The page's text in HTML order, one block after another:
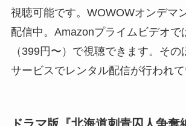
視聴可能です。WOWOWオンデマ
配信中。Amazonプライムビデオで
（399円〜）で視聴できます。そ
サービスでレンタル配信が行われて